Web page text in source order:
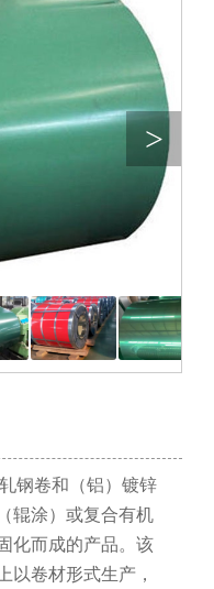
>
钢卷和（铝）镀锌
辊涂）或复合有机
化而成的产品。该
以卷材形式生产，